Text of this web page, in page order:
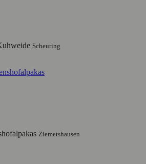
Scheuring
Ziemetshausen